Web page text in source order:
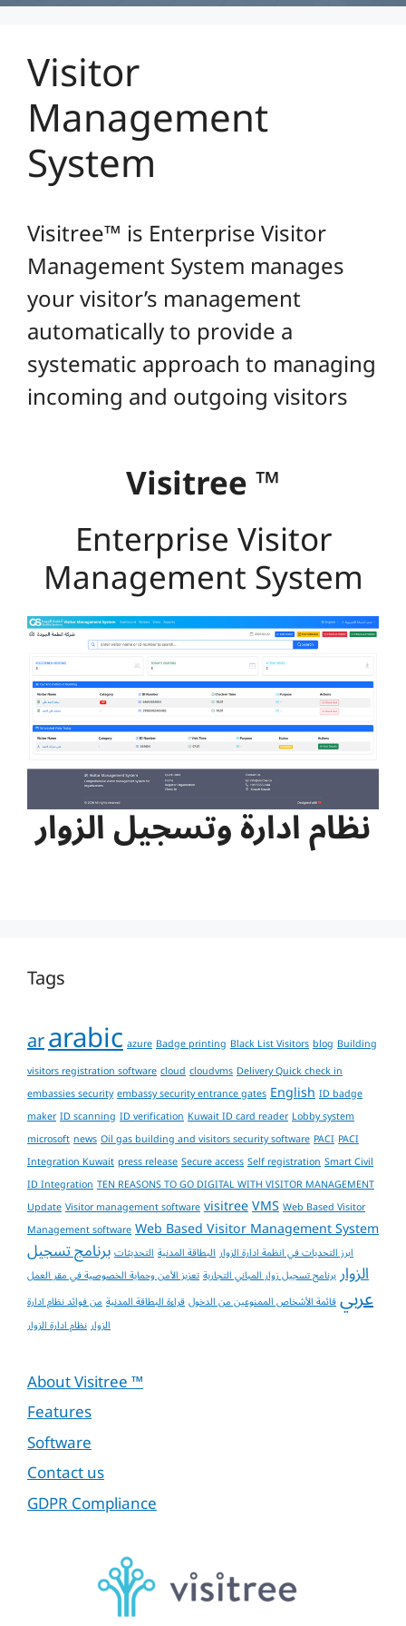
Visitor
Management
System
Visitree™ is Enterprise Visitor
Management System manages
your visitor’s management
automatically to provide a
systematic approach to managing
incoming and outgoing visitors
Visitree™
Enterprise Visitor
Management System
نظام ادارة وتسجيل الزوار
Tags
ararabicazureBadge printing Black List Visitorsblog Building
visitors registration softwarecloudcloudvmsDelivery Quick check in
embassies securityembassy security entrance gatesEnglishID badge
makerID scanning ID verificationKuwait ID card readerLobby system
microsoftnewsOil gas building and visitors security softwarePACIPACI
Integration Kuwaitpress releaseSecure accessSelf registrationSmart Civil
ID IntegrationTEN REASONS TO GO DIGITAL WITH VISITOR MANAGEMENT
UpdateVisitor management softwarevisitreeVMSWeb Based Visitor
Management softwareWeb Based Visitor Management System
ابرز التحديات في انظمة ادارة الزوارالبطاقة المدنيةالتحديثاتبرنامج تسجيل
الزواربرنامج تسجيل زوار المباني التجاريةتعزيز الأمن وحماية الخصوصية في مقر العمل
عربيقائمة الأشخاص الممنوعين من الدخولقراءة البطاقة المدنيةمن فوائد نظام ادارة
الزوارنظام ادارة الزوار
About Visitree ™
Features
Software
Contact us
GDPR Compliance